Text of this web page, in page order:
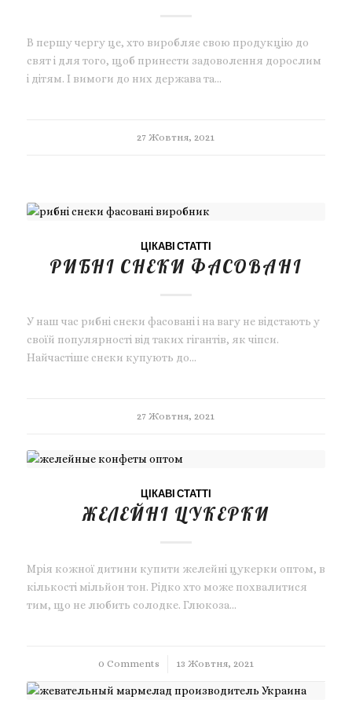
В першу чергу це, хто виробляє свою продукцію до
свят і для того, щоб принести задоволення дорослим
і дітям. І вимоги до них держава та…
27 Жовтня, 2021
ЦІКАВІ СТАТТІ
РИБНІ СНЕКИ ФАСОВАНІ
У наш час рибні снеки фасовані і на вагу не відстають у
своїй популярності від таких гігантів, як чіпси.
Найчастіше снеки купують до…
27 Жовтня, 2021
ЦІКАВІ СТАТТІ
ЖЕЛЕЙНІ ЦУКЕРКИ
Мрія кожної дитини купити желейні цукерки оптом, в
кількості мільйон тон. Рідко хто може похвалитися
тим, що не любить солодке. Глюкоза…
0 Comments
/ 13 Жовтня, 2021